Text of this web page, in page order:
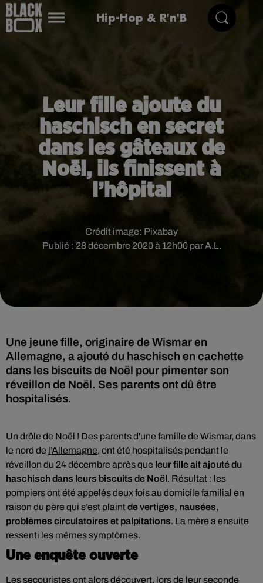
Hip-Hop & R'n'B
Leur fille ajoute du
haschisch en secret
dans les gâteaux de
Noël, ils finissent à
l’hôpital
Publié : 28 décembre 2020 à 12h00 par A.L.
Crédit image: Pixabay
Une jeune fille, originaire de Wismar en
Allemagne, a ajouté du haschisch en cachette
dans les biscuits de Noël pour pimenter son
réveillon de Noël. Ses parents ont dû être
hospitalisés.
Un drôle de Noël ! Des parents d'une famille de Wismar, dans
le nord de l’Allemagne, ont été hospitalisés pendant le
réveillon du 24 décembre après que leur fille ait ajouté du
haschisch dans leurs biscuits de Noël. Résultat : les
pompiers ont été appelés deux fois au domicile familial en
raison du père qui s’est plaintde vertiges, nausées,
problèmes circulatoires et palpitations. La mère a ensuite
ressenti les mêmes symptômes.
Une enquête ouverte
Les secouristes ont alors découvert, lors de leur seconde